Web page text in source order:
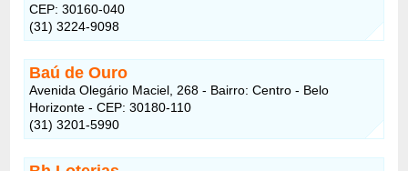
CEP: 30160-040
(31) 3224-9098
Baú de Ouro
Avenida Olegário Maciel, 268 - Bairro: Centro - Belo
Horizonte - CEP: 30180-110
(31) 3201-5990